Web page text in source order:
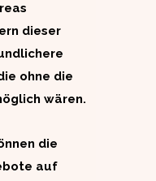
dieser
ohne die
wären.
die
auf